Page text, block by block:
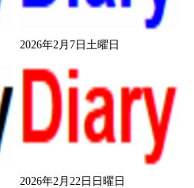
2026年2月7日土曜日
2026年2月22日日曜日